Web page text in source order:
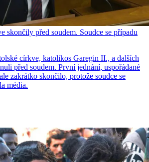
skončily před soudem. Soudce se případu
církve, katolikos Garegin II., a dalších
před soudem. První jednání, uspořádané
zakrátko skončilo, protože soudce se
média.